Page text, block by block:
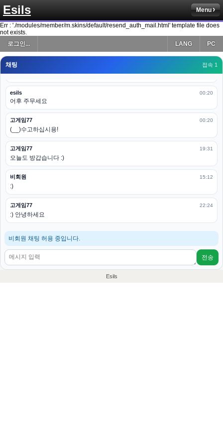
Esils Menu
Err : './modules/member/m.skins/default/resend_auth_mail.html' template file does
not exists.
로그인...
PC
LANG
채팅 접속 1
esils 00:19
다 펼쳐두면 너무길어서 ..
esils 00:19
모바일로 보는데도 좀 불편하더라구요
고게임77 00:19
아 ㅋㅋ 내일도 심심하면 들리겠습니다. 벌써 12시가 넘었었네요
esils 00:20
어후 주무세요
고게임77 00:20
(__)수고하십시용!
고게임77 19:31
오늘도 방갑습니다 :)
비회원 15:12
:)
고게임77 22:24
:) 안녕하세요
비회원 채팅 허용 중입니다.
전송
Esils